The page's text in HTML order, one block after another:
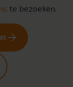
te bezoeken.